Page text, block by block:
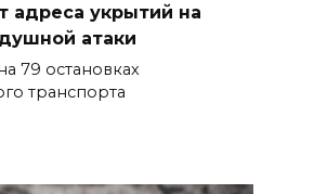
адреса укрытий на
атаки
79 остановках
транспорта